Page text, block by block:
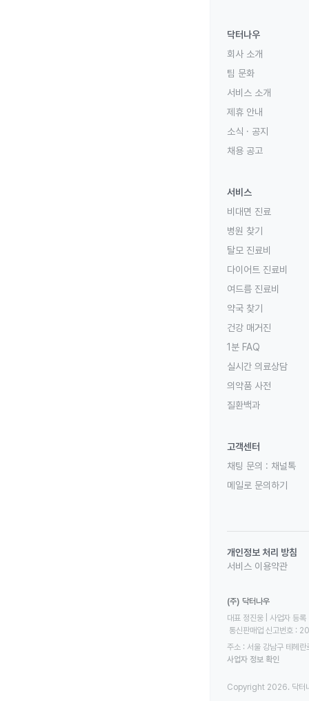
닥터나우
회사 소개
팀 문화
서비스 소개
제휴 안내
소식 · 공지
채용 공고
서비스
비대면 진료
병원 찾기
탈모 진료비
다이어트 진료비
여드름 진료비
약국 찾기
건강 매거진
1분 FAQ
실시간 의료상담
의약품 사전
질환백과
고객센터
채팅 문의 : 채널톡
메일로 문의하기
개인정보 처리 방침
서비스 이용약관
(주) 닥터나우
대표 정진웅 | 사업자
통신판매업 신고번호
주소 : 서울 강남구 테헤
사업자 정보 확인
Copyright 2026. 닥터